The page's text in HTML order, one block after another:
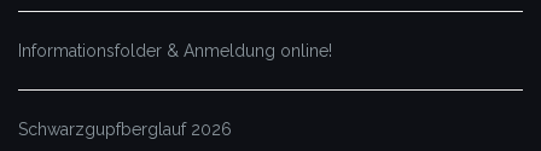
Informationsfolder & Anmeldung online!
Schwarzgupfberglauf 2026